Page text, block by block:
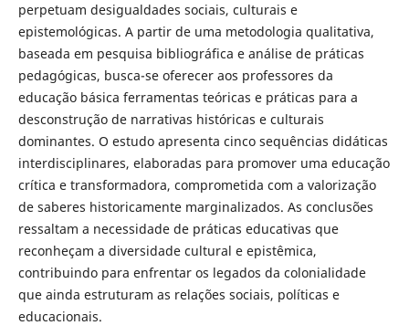
perpetuam desigualdades sociais, culturais e
epistemológicas. A partir de uma metodologia qualitativa,
baseada em pesquisa bibliográfica e análise de práticas
pedagógicas, busca-se oferecer aos professores da
educação básica ferramentas teóricas e práticas para a
desconstrução de narrativas históricas e culturais
dominantes. O estudo apresenta cinco sequências didáticas
interdisciplinares, elaboradas para promover uma educação
crítica e transformadora, comprometida com a valorização
de saberes historicamente marginalizados. As conclusões
ressaltam a necessidade de práticas educativas que
reconheçam a diversidade cultural e epistêmica,
contribuindo para enfrentar os legados da colonialidade
que ainda estruturam as relações sociais, políticas e
educacionais.